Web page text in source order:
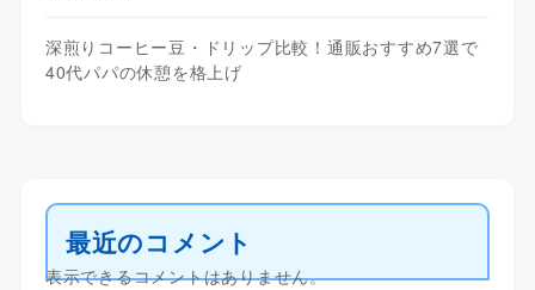
深煎りコーヒー豆・ドリップ比較！通販おすすめ7選で
40代パパの休憩を格上げ
最近のコメント
表示できるコメントはありません。